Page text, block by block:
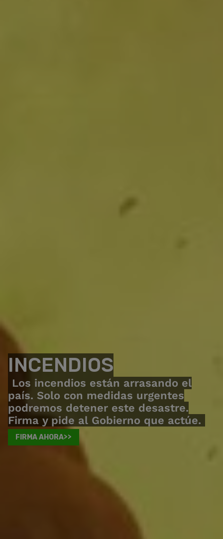
INCENDIOS
Los incendios están arrasando el
país. Solo con medidas urgentes
podremos detener este desastre.
Firma y pide al Gobierno que actúe.
FIRMA AHORA>>